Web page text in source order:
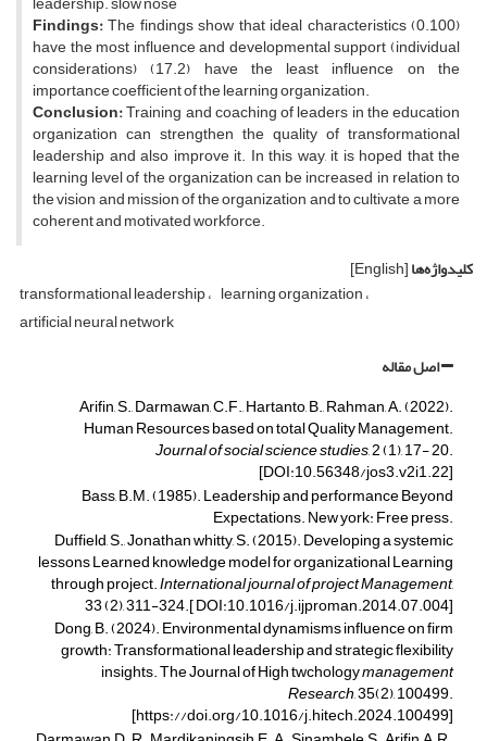
Findings:The findings show that ideal characteristics (0.100)
have the most influence and developmental support (individual
considerations) (17.2) have the least influence on the
importance coefficient of the learning organization.
Conclusion:Training and coaching of leaders in the education
organization can strengthen the quality of transformational
leadership and also improve it. In this way, it is hoped that the
learning level of the organization can be increased in relation to
the vision and mission of the organization and to cultivate a more
coherent and motivated workforce.
کلیدواژه‌ها[English]
transformational leadership learning organization
artificial neural network
اصل مقاله
Arifin, S., Darmawan, C.F., Hartanto, B., Rahman, A. (2022).
Human Resources based on total Quality Management.
Journal of social science studies, 2 (1), 17- 20.
[DOI:10.56348/jos3.v2i1.22]
Bass, B.M. (1985). Leadership and performance Beyond
Expectations. New york: Free press.
Duffield, S., Jonathan whitty, S. (2015). Developing a systemic
lessons Learned knowledge model for organizational Learning
through project.International journal of project Management,
33 (2), 311-324.[ DOI:10.1016/j.ijproman.2014.07.004]
Dong, B. (2024). Environmental dynamisms influence on firm
growth: Transformational leadership and strategic flexibility
insights. The Journal of High twchologymanagement
Research, 35(2), 100499.
[https://doi.org/10.1016/j.hitech.2024.100499]